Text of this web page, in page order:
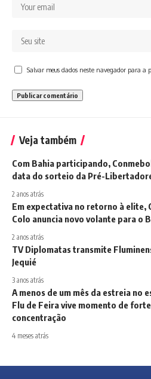
Salvar meus dados neste navegador para a
Veja também
Com Bahia participando,
data do sorteio da Pré-
2 anos atrás
Em expectativa no retorno à elite,
Colo anuncia novo volante para o
2 anos atrás
TV Diplomatas transmite
Jequié
3 anos atrás
A menos de um mês da estreia no
Flu de Feira vive momento de forte
concentração
4 meses atrás